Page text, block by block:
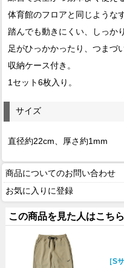
体育館のフロアと同じような
踏んでも動きにくい、しっか
足がひっかかったり、つまづ
収納ケース付き。
1セット6枚入り。
サイズ
直径約22cm、厚さ約1mm
商品についてのお問い合わせ
お気に入りに登録
この商品を見た人はこち
［S